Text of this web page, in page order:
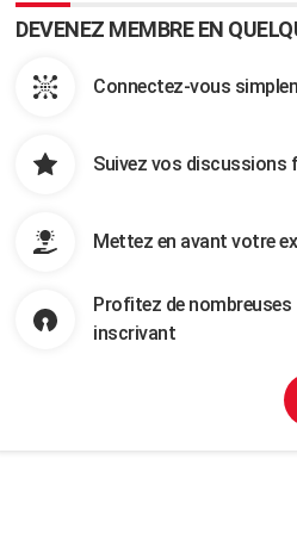
DEVENEZ MEMBRE EN
Connectez-vous
Suivez vos discussions
Mettez en avant votre
Profitez de
inscrivant